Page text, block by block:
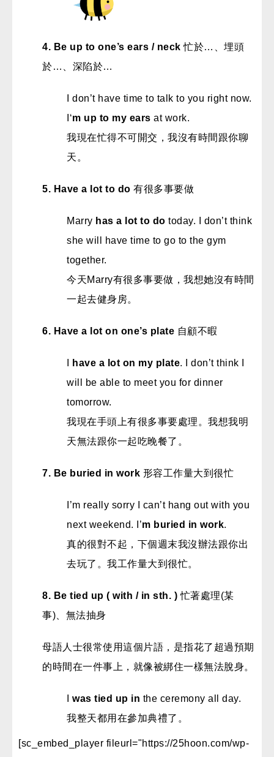
4. Be up to one’s ears / neck忙於…、埋頭
於…、深陷於…
I don’t have time to talk to you right now.
I‘m up to my ears at work.
我現在忙得不可開交，我沒有時間跟你聊
天。
5. Have a lot to do 有很多事要做
Marry has a lot to do today. I don’t think
she will have time to go to the gym
together.
今天Marry有很多事要做，我想她沒有時間
一起去健身房。
6. Have a lot on one’s plate 自顧不暇
have a lot on my plate. I don’t think I
will be able to meet you for dinner
tomorrow.
我現在手頭上有很多事要處理。我想我明
天無法跟你一起吃晚餐了。
7. Be buried in work 形容工作量大到很忙
I’m really sorry I can’t hang out with you
next weekend. I’m buried in work.
真的很對不起，下個週末我沒辦法跟你出
去玩了。我工作量大到很忙。
8. Be tied up ( with / in sth. ) 忙著處理(某
事)、無法抽身
母語人士很常使用這個片語，是指花了超過預期
的時間在一件事上，就像被綁住一樣無法脫身。
was tied up in the ceremony all day.
我整天都用在參加典禮了。
[sc_embed_player fileurl="https://25hoon.com/wp-